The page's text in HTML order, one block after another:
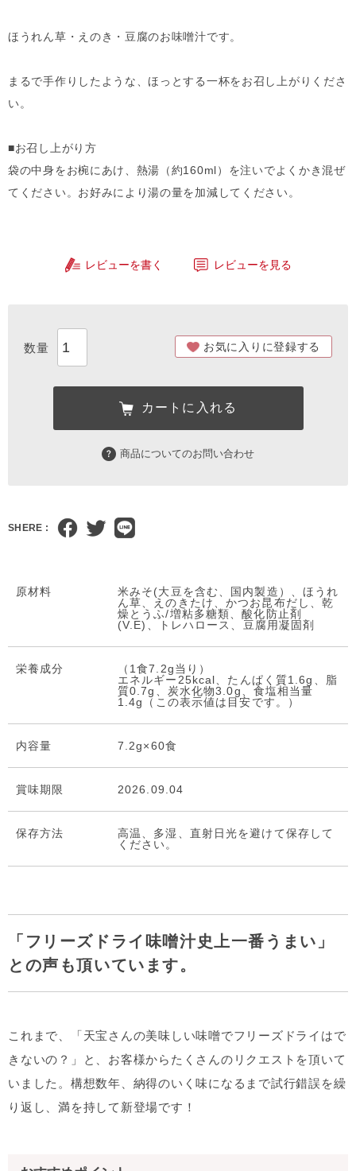
ほうれん草・えのき・豆腐のお味噌汁です。
まるで手作りしたような、ほっとする一杯をお召し上がりくださ
い。
■お召し上がり方
袋の中身をお椀にあけ、熱湯（約160ml）を注いでよくかき混ぜ
てください。お好みにより湯の量を加減してください。
レビューを書く レビューを見る
お気に入りに登録する
カートに入れる
商品についてのお問い合わせ
SHERE :
原材料
米みそ(大豆を含む、国内製造）、ほうれ
ん草、えのきたけ、かつお昆布だし、乾
燥とうふ/増粘多糖類、酸化防止剤
(V.E)、トレハロース、豆腐用凝固剤
栄養成分
（1食7.2g当り）
エネルギー25kcal、たんぱく質1.6g、脂
質0.7g、炭水化物3.0g、食塩相当量
1.4g（この表示値は目安です。）
内容量 7.2g×60食
賞味期限 2026.09.04
保存方法
高温、多湿、直射日光を避けて保存して
ください。
「フリーズドライ味噌汁史上一番うまい」
との声も頂いています。
これまで、「天宝さんの美味しい味噌でフリーズドライはで
きないの？」と、お客様からたくさんのリクエストを頂いて
いました。構想数年、納得のいく味になるまで試行錯誤を繰
り返し、満を持して新登場です！